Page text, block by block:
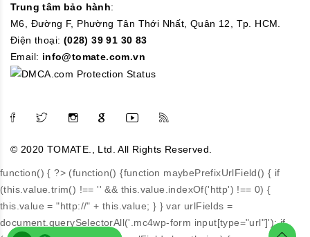
Trung tâm bảo hành:
M6, Đường F, Phường Tân Thới Nhất, Quân 12, Tp. HCM.
Điện thoại: (028) 39 91 30 83
Email: info@tomate.com.vn
© 2020 TOMATE., Ltd. All Rights Reserved.
function() { ?> (function() {function maybePrefixUrlField() { if
(this.value.trim() !== '' && this.value.indexOf('http') !== 0) {
this.value = "http://" + this.value; } } var urlFields =
document.querySelectorAll('.mc4wp-form input[type="url"]'); if